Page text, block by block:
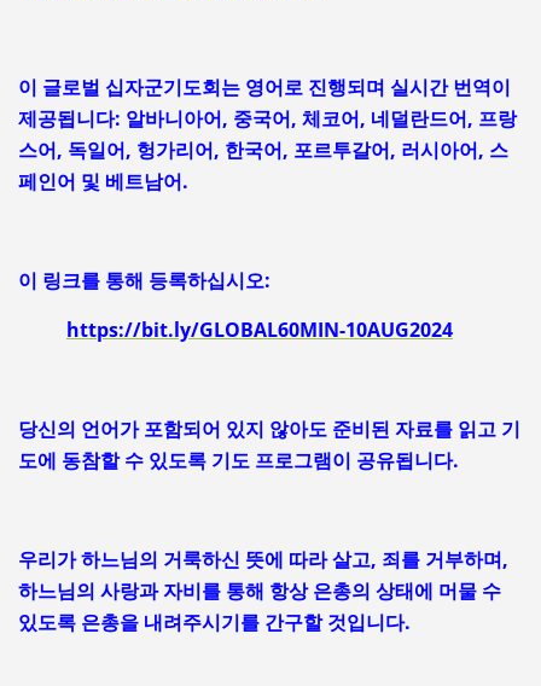
이 글로벌 십자군기도회는 영어로 진행되며 실시간 번역이
제공됩니다: 알바니아어, 중국어, 체코어, 네덜란드어, 프랑
스어, 독일어, 헝가리어, 한국어, 포르투갈어, 러시아어, 스
페인어 및 베트남어.
이 링크를 통해 등록하십시오:
https://bit.ly/GLOBAL60MIN-10AUG2024
당신의 언어가 포함되어 있지 않아도 준비된 자료를 읽고 기
도에 동참할 수 있도록 기도 프로그램이 공유됩니다.
우리가 하느님의 거룩하신 뜻에 따라 살고, 죄를 거부하며,
하느님의 사랑과 자비를 통해 항상 은총의 상태에 머물 수
있도록 은총을 내려주시기를 간구할 것입니다.